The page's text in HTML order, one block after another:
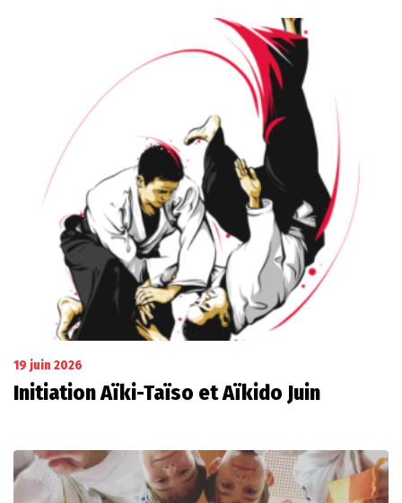
19 juin 2026
Initiation Aïki-Taïso et Aïkido Juin